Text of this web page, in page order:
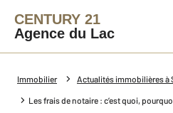
CENTURY 21
Agence du Lac
Immobilier Actualités immobilières à
Les frais de notaire : c’est quoi,